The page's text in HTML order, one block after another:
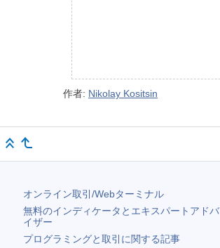
作者: Nikolay Kositsin
オンライン取引/Webターミナル
無料のインディケータとエキスパートアドバ
イザー
プログラミングと取引に関する記事